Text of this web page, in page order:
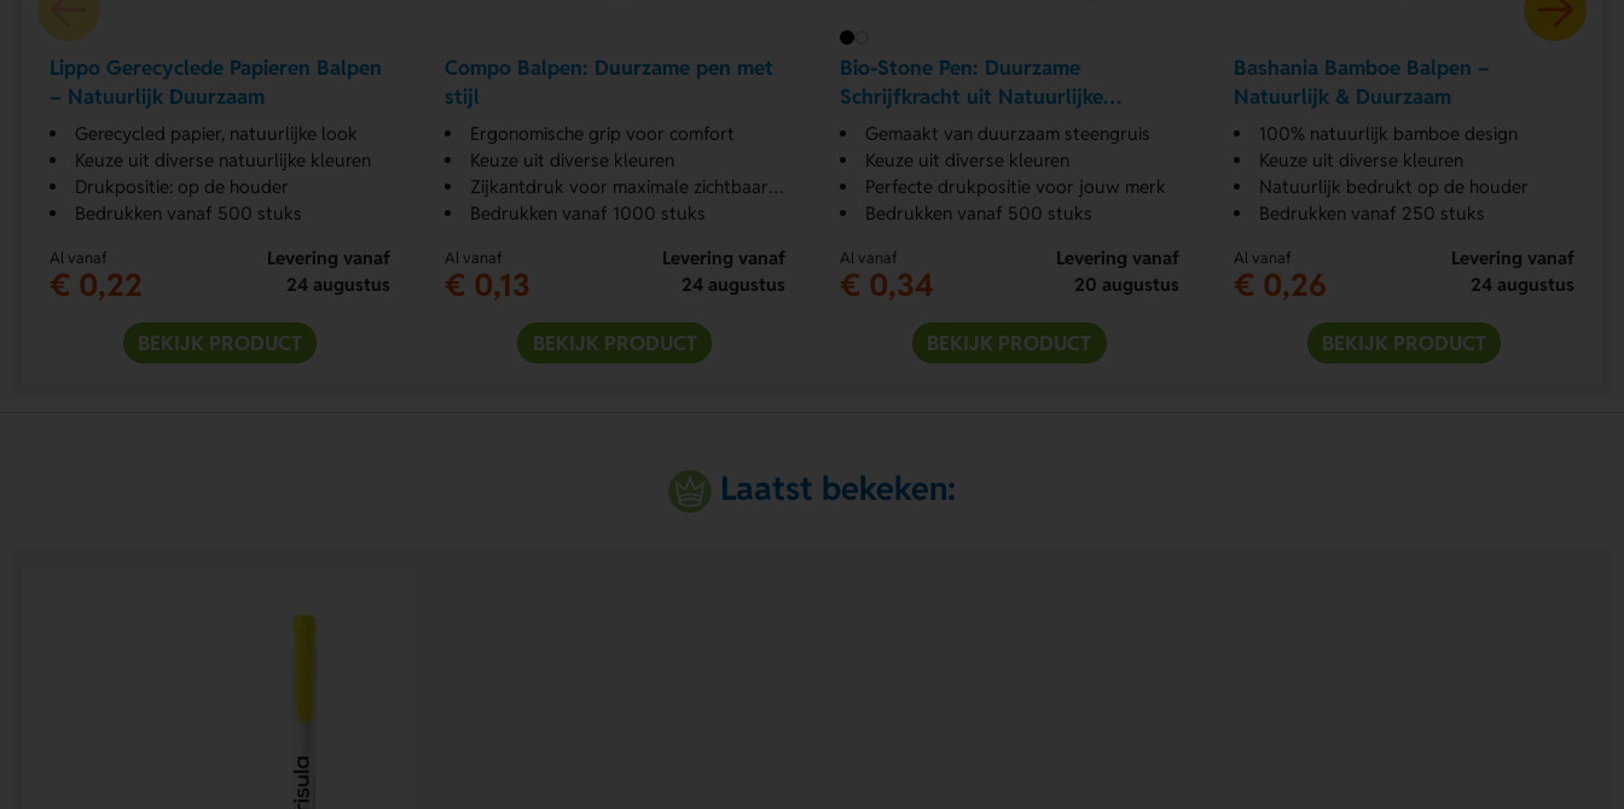
Lippo Gerecyclede Papieren Balpen
– Natuurlijk Duurzaam
Gerecycled papier, natuurlijke look
Keuze uit diverse natuurlijke kleuren
Drukpositie: op de houder
Bedrukken vanaf 500 stuks
Al vanaf
€ 0,22
Levering vanaf
24 augustus
BEKIJK PRODUCT
Compo Balpen: Duurzame pen met
stijl
Ergonomische grip voor comfort
Keuze uit diverse kleuren
Zijkantdruk voor maximale zichtbaarheid
Bedrukken vanaf 1000 stuks
Al vanaf
€ 0,13
Levering vanaf
24 augustus
BEKIJK PRODUCT
Bio-Stone Pen: Duurzame
Schrijfkracht uit Natuurlijke
Materialen
Gemaakt van duurzaam steengruis
Keuze uit diverse kleuren
Perfecte drukpositie voor jouw merk
Bedrukken vanaf 500 stuks
Al vanaf
€ 0,34
Levering vanaf
20 augustus
BEKIJK PRODUCT
Bashania Bamboe Balpen –
Natuurlijk & Duurzaam
100% natuurlijk bamboe design
Keuze uit diverse kleuren
Natuurlijk bedrukt op de houder
Bedrukken vanaf 250 stuks
Al vanaf
€ 0,26
Levering vanaf
24 augustus
BEKIJK PRODUCT
Laatst bekeken: